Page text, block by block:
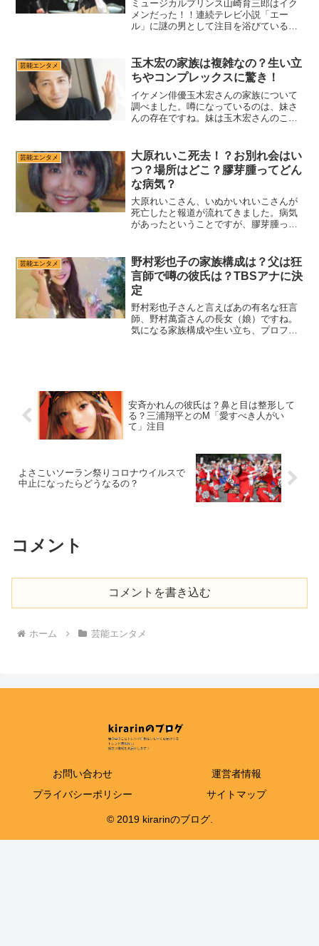
ミュージカルプリンス山崎育三郎はイク
メンだった！！連続テレビ小説「エー
ル」に謎の男として注目を浴びている山
郎さんの私生活も気になるぞということ
で家族を調べてみました。...
芸能エンタメ
玉木宏の家族は複雑なの？生い立
ちやコンプレックスに驚き！
イケメン俳優玉木宏さんの家族について
調べました。噂になっているのは、妹さ
んの存在ですね。妹は玉木宏さんのこと
ちを見ていくと、コンプレックスを持っ
ていたようですよ。201...
芸能エンタメ
大原れいこ死去！？お別れ会はい
つ？場所はどこ？膠芽腫ってどん
な病気？
大原れいこさん、いぬかいれいこさんが
死亡したと報道が流れてきました。病気
があったということですが、膠芽腫って
れいこさんについて53年に毎日放送（現
TBS）に入社し、70...
芸能エンタメ
野村彩也子の家族構成は？父は狂
言師で噂の彼氏は？TBSアナに決
定
野村彩也子さんと言えばあの有名な狂言
師、野村萬斎さんの長女（娘）ですね。
気になる家族構成や生い立ち、プロフィ
安斉かれんの彼氏は？鼻と目は整形して
る？三浦翔平とのM「愛すべき人がい
て」注目
よさこいソーラン祭りコロナウイルスで
中止になったらどうなるの？
コメント
コメントを書き込む
ホーム 芸能エンタメ
お問い合わせ
運営者情報
プライバシーポリシー
サイトマップ
© 2019 kirarinのブログ.